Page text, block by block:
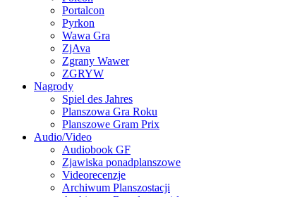
Portalcon
Pyrkon
Wawa Gra
ZjAva
Zgrany Wawer
ZGRYW
Nagrody
Spiel des Jahres
Planszowa Gra Roku
Planszowe Gram Prix
Audio/Video
Audiobook GF
Zjawiska ponadplanszowe
Videorecenzje
Archiwum Planszostacji